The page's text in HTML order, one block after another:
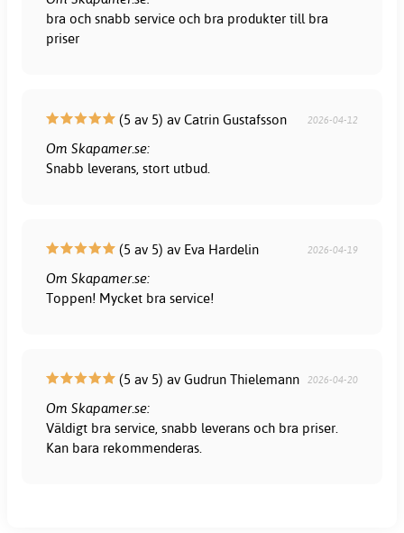
bra och snabb service och bra produkter till bra
priser
(5 av 5) av Catrin Gustafsson 2026-04-12
Om Skapamer.se:
Snabb leverans, stort utbud.
(5 av 5) av Eva Hardelin 2026-04-19
Om Skapamer.se:
Toppen! Mycket bra service!
(5 av 5) av Gudrun Thielemann 2026-04-20
Om Skapamer.se:
Väldigt bra service, snabb leverans och bra priser.
Kan bara rekommenderas.